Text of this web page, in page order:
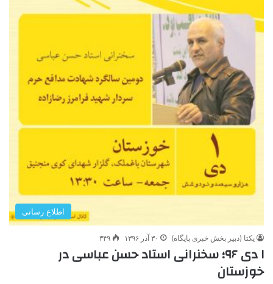
اطلاع رسانی
یکتا (دبیر بخش خبری پایگاه) ۳۰ آذر ۱۳۹۶ ۳۴۹
۱ دی ۹۶؛ سخنرانی استاد حسن عباسی در
خوزستان